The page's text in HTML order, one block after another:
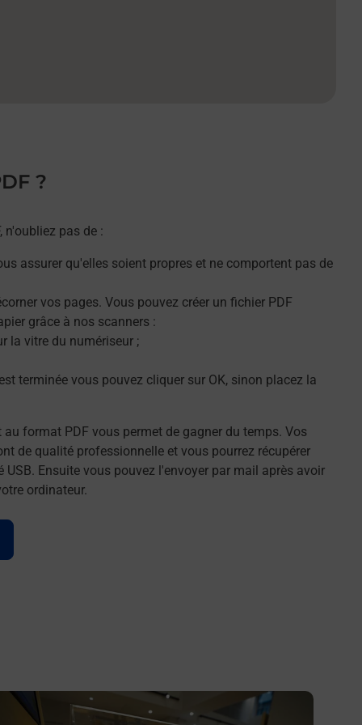
?
n'oubliez pas de :
assurer qu'elles soient propres et ne comportent pas de
vos pages. Vous pouvez créer un fichier PDF
grâce à nos scanners :
la vitre du numériseur ;
terminée vous pouvez cliquer sur OK, sinon placez la
format PDF vous permet de gagner du temps. Vos
de qualité professionnelle et vous pourrez récupérer
Ensuite vous pouvez l'envoyer par mail après avoir
ordinateur.
savoir plus